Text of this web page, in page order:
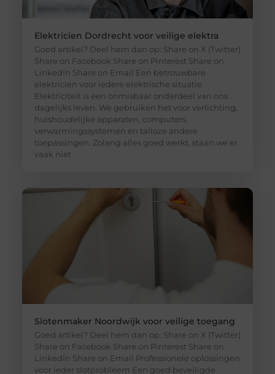
Elektricien Dordrecht voor veilige elektra
Goed artikel? Deel hem dan op: Share on X (Twitter)
Share on Facebook Share on Pinterest Share on
LinkedIn Share on Email Een betrouwbare
elektricien voor iedere elektrische situatie
Elektriciteit is een onmisbaar onderdeel van ons
dagelijks leven. We gebruiken het voor verlichting,
huishoudelijke apparaten, computers,
verwarmingssystemen en talloze andere
toepassingen. Zolang alles goed werkt, staan we er
vaak niet
Slotenmaker Noordwijk voor veilige toegang
Goed artikel? Deel hem dan op: Share on X (Twitter)
Share on Facebook Share on Pinterest Share on
LinkedIn Share on Email Professionele oplossingen
voor ieder slotprobleem Een goed beveiligde